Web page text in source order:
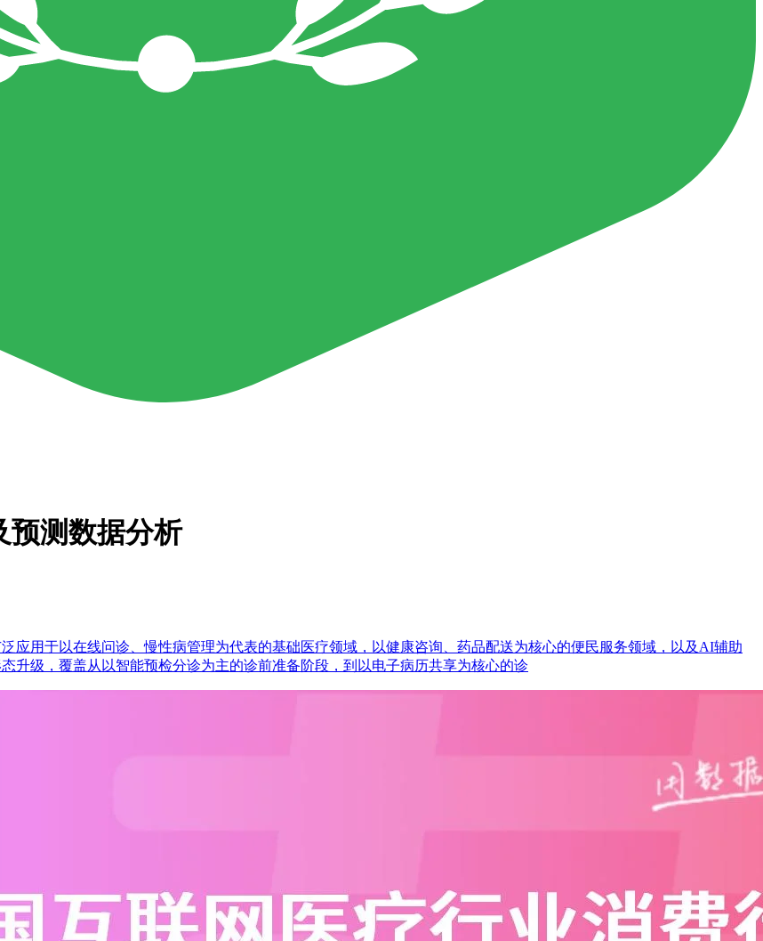
预测数据分析
应用于以在线问诊、慢性病管理为代表的基础医疗领域，以健康咨询、药品配送为核心的便民服务领域，以及AI辅助
升级，覆盖从以智能预检分诊为主的诊前准备阶段，到以电子病历共享为核心的诊